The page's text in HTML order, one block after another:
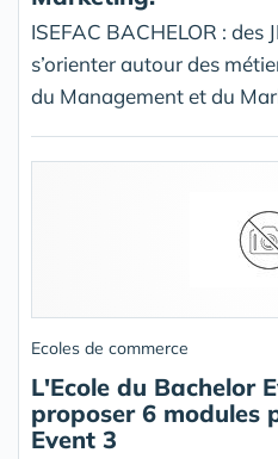
ISEFAC BACHELOR : des
s’orienter autour des
du Management et du
Ecoles de commerce
L'Ecole du Bachelor
proposer 6 modules
Event 3